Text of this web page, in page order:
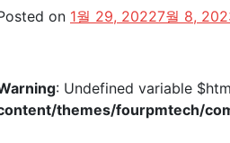
on 1월 29, 20227월 8,
: Undefined variable
themes/fourpmtech/